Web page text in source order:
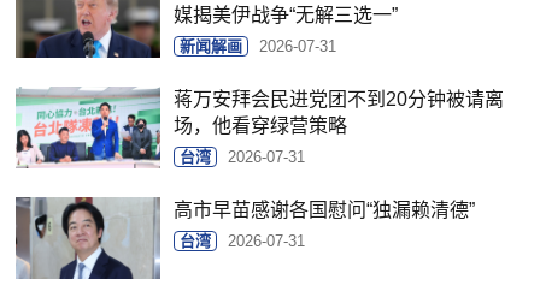
媒揭美伊战争“无解三选一”
新闻解画 2026-07-31
蒋万安拜会民进党团不到20分钟被请离
场，他看穿绿营策略
台湾 2026-07-31
高市早苗感谢各国慰问“独漏赖清德”
台湾 2026-07-31